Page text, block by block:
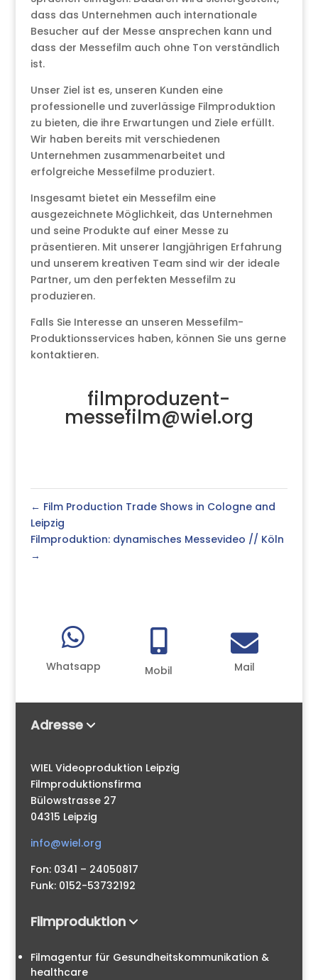
dass das Unternehmen auch internationale
Besucher auf der Messe ansprechen kann und
dass der Messefilm auch ohne Ton verständlich
ist.
Unser Ziel ist es, unseren Kunden eine
professionelle und zuverlässige Filmproduktion
zu bieten, die ihre Erwartungen und Ziele erfüllt.
Wir haben bereits mit verschiedenen
Unternehmen zusammenarbeitet und
erfolgreiche Messefilme produziert.
Insgesamt bietet ein Messefilm eine
ausgezeichnete Möglichkeit, das Unternehmen
und seine Produkte auf einer Messe zu
präsentieren. Mit unserer langjährigen Erfahrung
und unserem kreativen Team sind wir der ideale
Partner, um den perfekten Messefilm zu
produzieren.
Falls Sie Interesse an unseren Messefilm-
Produktionsservices haben, können Sie uns gerne
kontaktieren.
filmproduzent-
messefilm@wiel.org
← Film Production Trade Shows in Cologne and
Leipzig
Filmproduktion: dynamisches Messevideo // Köln
→

Whatsapp

Mobil

Mail
Adresse
WIEL Videoproduktion Leipzig
Filmproduktionsfirma
Bülowstrasse 27
04315 Leipzig
info@wiel.org
Fon: 0341 – 24050817
Funk: 0152-53732192
Filmproduktion
Filmagentur für Gesundheitskommunikation &
healthcare